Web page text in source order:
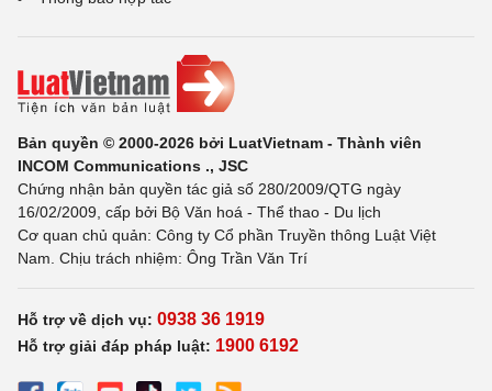
Bản quyền © 2000-2026 bởi LuatVietnam - Thành viên
INCOM Communications ., JSC
Chứng nhận bản quyền tác giả số 280/2009/QTG ngày
16/02/2009, cấp bởi Bộ Văn hoá - Thể thao - Du lịch
Cơ quan chủ quản: Công ty Cổ phần Truyền thông Luật Việt
Nam. Chịu trách nhiệm: Ông Trần Văn Trí
Hỗ trợ về dịch vụ: 0938 36 1919
Hỗ trợ giải đáp pháp luật: 1900 6192